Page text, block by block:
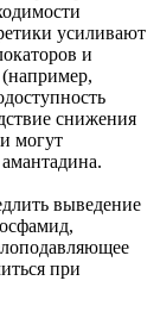
усиливают
и
(например,
снижения
могут
выведение
при